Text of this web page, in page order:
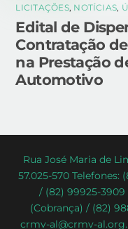
LICITAÇÕES, NOTÍCIAS,
Edital de
Contratação
na Prestação
Automotivo
Rua José Maria de
57.025-570 Telefones:
/ (82) 99925-
(Cobrança) / (82)
crmv-al@crmv-